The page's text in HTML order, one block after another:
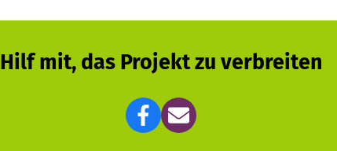
Hilf mit, das Projekt zu verbreiten